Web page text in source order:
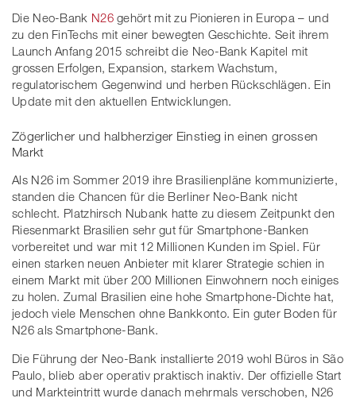
Die Neo-Bank N26gehört mit zu Pionieren in Europa – und
zu den FinTechs mit einer bewegten Geschichte. Seit ihrem
Launch Anfang 2015 schreibt die Neo-Bank Kapitel mit
grossen Erfolgen, Expansion, starkem Wachstum,
regulatorischem Gegenwind und herben Rückschlägen. Ein
Update mit den aktuellen Entwicklungen.
Zögerlicher und halbherziger Einstieg in einen grossen
Markt
Als N26 im Sommer 2019 ihre Brasilienpläne kommunizierte,
standen die Chancen für die Berliner Neo-Bank nicht
schlecht. Platzhirsch Nubank hatte zu diesem Zeitpunkt den
Riesenmarkt Brasilien sehr gut für Smartphone-Banken
vorbereitet und war mit 12 Millionen Kunden im Spiel. Für
einen starken neuen Anbieter mit klarer Strategie schien in
einem Markt mit über 200 Millionen Einwohnern noch einiges
zu holen. Zumal Brasilien eine hohe Smartphone-Dichte hat,
jedoch viele Menschen ohne Bankkonto. Ein guter Boden für
N26 als Smartphone-Bank.
Die Führung der Neo-Bank installierte 2019 wohl Büros in São
Paulo, blieb aber operativ praktisch inaktiv. Der offizielle Start
und Markteintritt wurde danach mehrmals verschoben, N26